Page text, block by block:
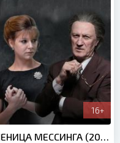
16+
УЧЕНИЦА МЕССИНГА (2020)